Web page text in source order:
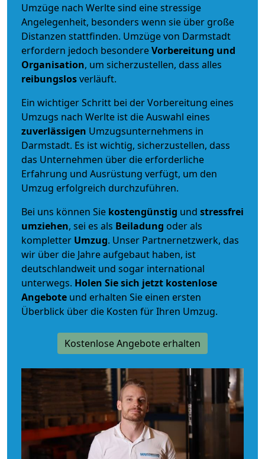
Umzüge nach Werlte sind eine stressige
Angelegenheit, besonders wenn sie über große
Distanzen stattfinden. Umzüge von Darmstadt
erfordern jedoch besondereVorbereitung und
Organisation, um sicherzustellen, dass alles
reibungslosverläuft.
Ein wichtiger Schritt bei der Vorbereitung eines
Umzugs nach Werlte ist die Auswahl eines
zuverlässigen Umzugsunternehmens in
Darmstadt. Es ist wichtig, sicherzustellen, dass
das Unternehmen über die erforderliche
Erfahrung und Ausrüstung verfügt, um den
Umzug erfolgreich durchzuführen.
Bei uns können Sie kostengünstig und stressfrei
umziehen, sei es als Beiladung oder als
kompletter Umzug. Unser Partnernetzwerk, das
wir über die Jahre aufgebaut haben, ist
deutschlandweit und sogar international
unterwegs. Holen Sie sich jetzt kostenlose
Angebote und erhalten Sie einen ersten
Überblick über die Kosten für Ihren Umzug.
Kostenlose Angebote erhalten